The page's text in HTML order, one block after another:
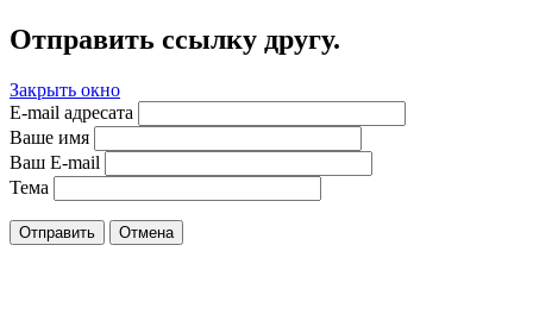
Отправить ссылку другу.
Закрыть окно
E-mail адресата
Ваше имя
Ваш E-mail
Тема
Отправить Отмена